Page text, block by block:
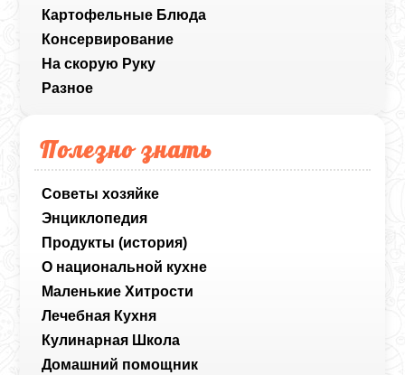
Картофельные Блюда
Консервирование
На скорую Руку
Разное
Полезно знать
Советы хозяйке
Энциклопедия
Продукты (история)
О национальной кухне
Маленькие Хитрости
Лечебная Кухня
Кулинарная Школа
Домашний помощник